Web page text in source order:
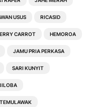
USUS RICASID
CARROT HEMOROA
JAMU PRIA PERKASA
SARI KUNYIT